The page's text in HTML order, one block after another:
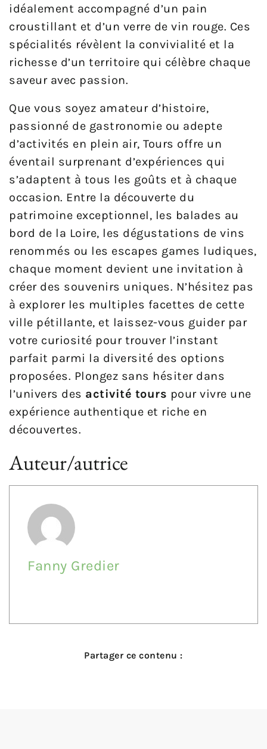
idéalement accompagné d’un pain
croustillant et d’un verre de vin rouge. Ces
spécialités révèlent la convivialité et la
richesse d’un territoire qui célèbre chaque
saveur avec passion.
Que vous soyez amateur d’histoire,
passionné de gastronomie ou adepte
d’activités en plein air, Tours offre un
éventail surprenant d’expériences qui
s’adaptent à tous les goûts et à chaque
occasion. Entre la découverte du
patrimoine exceptionnel, les balades au
bord de la Loire, les dégustations de vins
renommés ou les escapes games ludiques,
chaque moment devient une invitation à
créer des souvenirs uniques. N’hésitez pas
à explorer les multiples facettes de cette
ville pétillante, et laissez-vous guider par
votre curiosité pour trouver l’instant
parfait parmi la diversité des options
proposées. Plongez sans hésiter dans
l’univers des activité tours pour vivre une
expérience authentique et riche en
découvertes.
Auteur/autrice
Fanny Gredier
Partager ce contenu :